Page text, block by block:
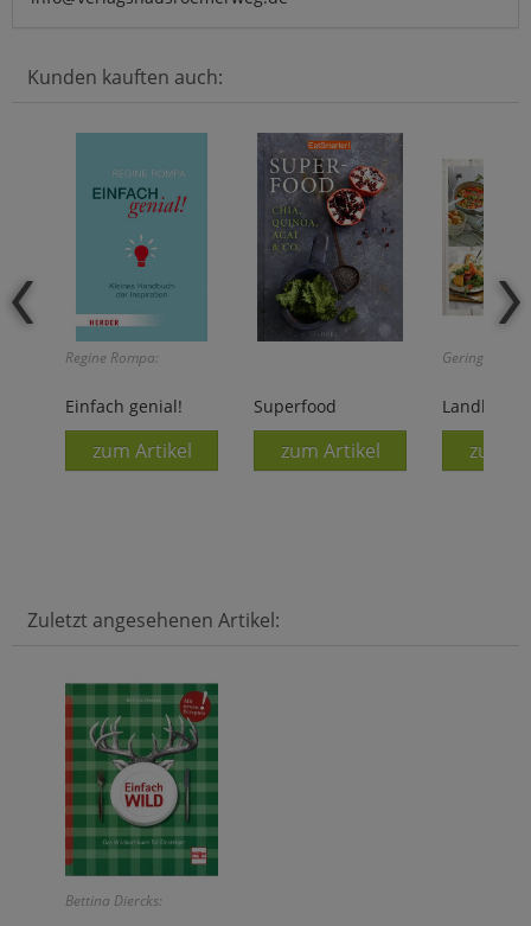
Kunden kauften auch:
Regine Rompa:
Einfach genial!
zum Artikel
Superfood
zum Artikel
Geringer
zum
Zuletzt angesehenen Artikel:
Bettina Diercks: